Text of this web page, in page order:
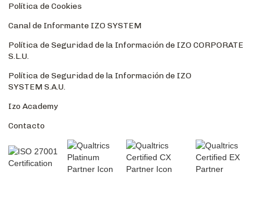
Política de Cookies
Canal de Informante IZO SYSTEM
Política de Seguridad de la Información de IZO CORPORATE
S.L.U.
Política de Seguridad de la Información de IZO
SYSTEM S.A.U.
Izo Academy
Contacto